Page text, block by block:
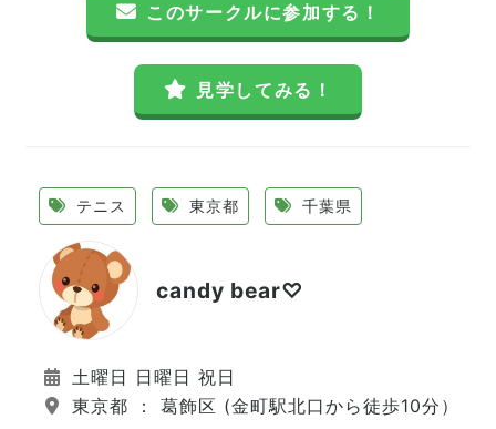
このサークルに参加する！
見学してみる！
テニス 東京都 千葉県
candy bear♡
土曜日 日曜日 祝日
東京都 ： 葛飾区 (金町駅北口から徒歩10分）